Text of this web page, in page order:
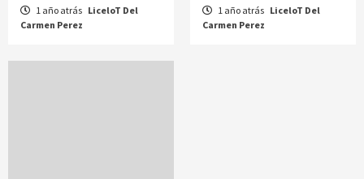
1 año atrás LiceloT Del
Carmen Perez
1 año atrás LiceloT Del
Carmen Perez